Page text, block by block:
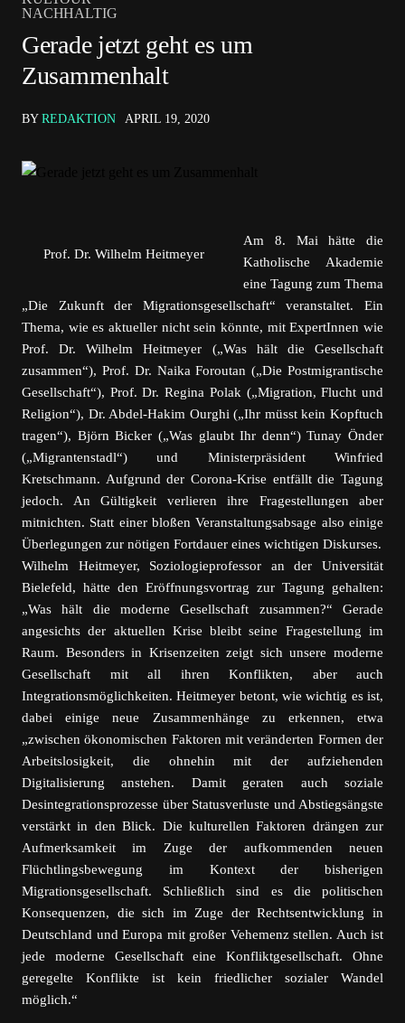
NACHHALTIG
Gerade jetzt geht es um
Zusammenhalt
BY REDAKTION APRIL 19, 2020
Prof. Dr. Wilhelm Heitmeyer
Am 8. Mai hätte die
Katholische Akademie
eine Tagung zum Thema
„Die Zukunft der Migrationsgesellschaft“ veranstaltet. Ein
Thema, wie es aktueller nicht sein könnte, mit ExpertInnen wie
Prof. Dr. Wilhelm Heitmeyer („Was hält die Gesellschaft
zusammen“), Prof. Dr. Naika Foroutan („Die Postmigrantische
Gesellschaft“), Prof. Dr. Regina Polak („Migration, Flucht und
Religion“), Dr. Abdel-Hakim Ourghi („Ihr müsst kein Kopftuch
tragen“), Björn Bicker („Was glaubt Ihr denn“) Tunay Önder
(„Migrantenstadl“) und Ministerpräsident Winfried
Kretschmann. Aufgrund der Corona-Krise entfällt die Tagung
jedoch. An Gültigkeit verlieren ihre Fragestellungen aber
mitnichten. Statt einer bloßen Veranstaltungsabsage also einige
Überlegungen zur nötigen Fortdauer eines wichtigen Diskurses.
Wilhelm Heitmeyer, Soziologieprofessor an der Universität
Bielefeld, hätte den Eröffnungsvortrag zur Tagung gehalten:
„Was hält die moderne Gesellschaft zusammen?“ Gerade
angesichts der aktuellen Krise bleibt seine Fragestellung im
Raum. Besonders in Krisenzeiten zeigt sich unsere moderne
Gesellschaft mit all ihren Konflikten, aber auch
Integrationsmöglichkeiten. Heitmeyer betont, wie wichtig es ist,
dabei einige neue Zusammenhänge zu erkennen, etwa
„zwischen ökonomischen Faktoren mit veränderten Formen der
Arbeitslosigkeit, die ohnehin mit der aufziehenden
Digitalisierung anstehen. Damit geraten auch soziale
Desintegrationsprozesse über Statusverluste und Abstiegsängste
verstärkt in den Blick. Die kulturellen Faktoren drängen zur
Aufmerksamkeit im Zuge der aufkommenden neuen
Flüchtlingsbewegung im Kontext der bisherigen
Migrationsgesellschaft. Schließlich sind es die politischen
Konsequenzen, die sich im Zuge der Rechtsentwicklung in
Deutschland und Europa mit großer Vehemenz stellen. Auch ist
jede moderne Gesellschaft eine Konfliktgesellschaft. Ohne
geregelte Konflikte ist kein friedlicher sozialer Wandel
möglich.“